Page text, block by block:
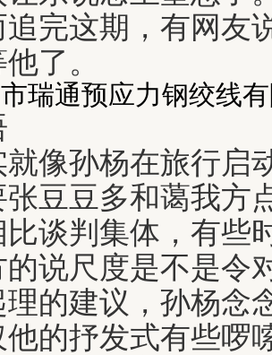
追完这期，有网友
了。
瑞通预应力钢绞线
就像孙杨在旅行启
张豆豆多和蔼我方
比谈判集体，有些
的说尺度是不是令
理的建议，孙杨念
他的抒发式有些啰